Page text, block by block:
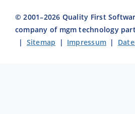
© 2001–2026 Quality First
company of mgm technology
| Sitemap | Impressum |